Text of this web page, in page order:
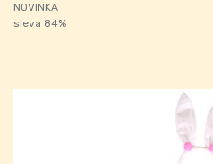
NOVINKA
sleva 84%